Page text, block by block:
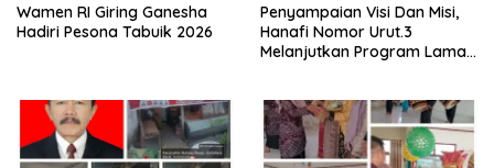
Wamen RI Giring Ganesha
Hadiri Pesona Tabuik 2026
Penyampaian Visi Dan Misi,
Hanafi Nomor Urut.3
Melanjutkan Program Lama